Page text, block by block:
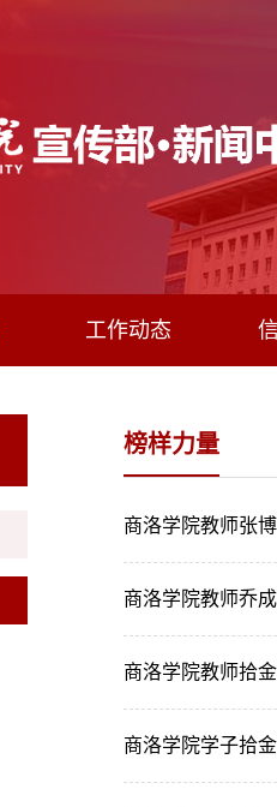
工作动态
榜样力量
商洛学院教师张
商洛学院教师乔
商洛学院教师拾
商洛学院学子拾